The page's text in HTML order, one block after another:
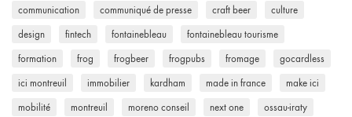
communication communiqué de presse craft beer culture
design fintech fontainebleau fontainebleau tourisme
formation frog frogbeer frogpubs fromage gocardless
ici montreuil immobilier kardham made in france make ici
mobilité montreuil moreno conseil next one ossau-iraty